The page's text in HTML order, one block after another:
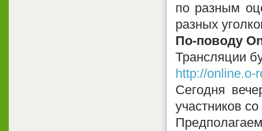
по разным
разных
По-поводу
Трансляции
http://online.o-
Сегодня
участников